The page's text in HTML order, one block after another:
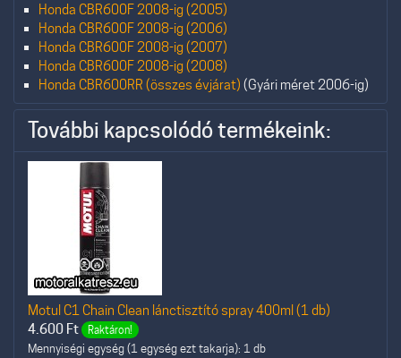
Honda CBR600F 2008-ig (2005)
Honda CBR600F 2008-ig (2006)
Honda CBR600F 2008-ig (2007)
Honda CBR600F 2008-ig (2008)
Honda CBR600RR (összes évjárat) (Gyári méret 2006-ig)
További kapcsolódó termékeink:
Motul C1 Chain Clean lánctisztító spray 400ml (1 db)
4.600 Ft Raktáron!
Mennyiségi egység (1 egység ezt takarja): 1 db